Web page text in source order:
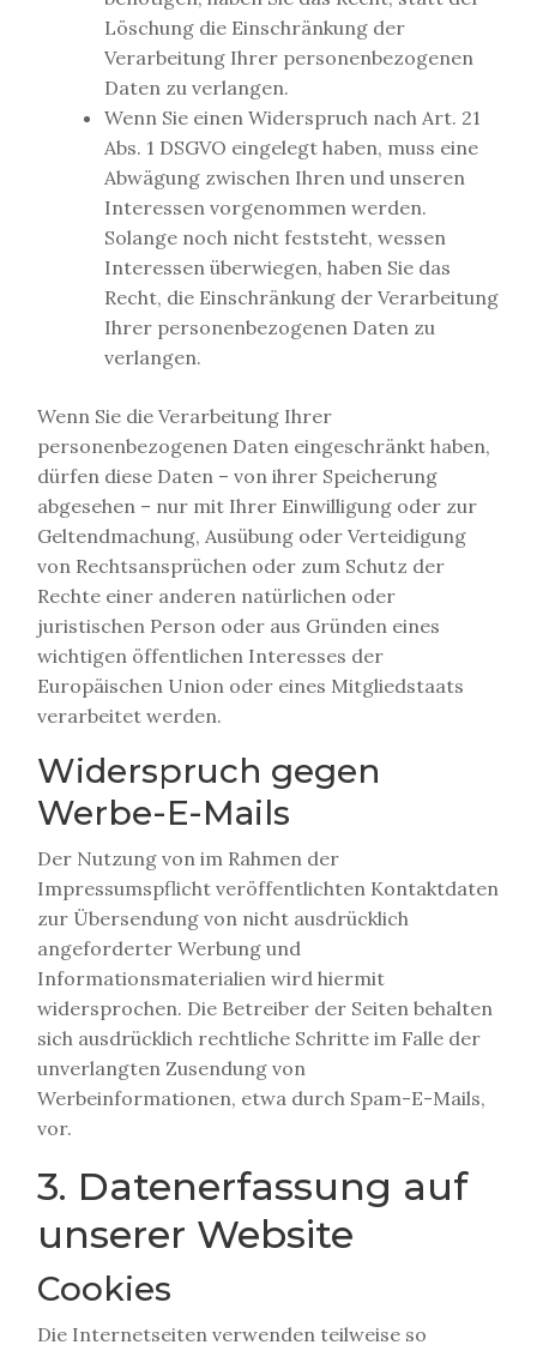
Löschung die Einschränkung der
Verarbeitung Ihrer personenbezogenen
Daten zu verlangen.
Wenn Sie einen Widerspruch nach Art. 21
Abs. 1 DSGVO eingelegt haben, muss eine
Abwägung zwischen Ihren und unseren
Interessen vorgenommen werden.
Solange noch nicht feststeht, wessen
Interessen überwiegen, haben Sie das
Recht, die Einschränkung der Verarbeitung
Ihrer personenbezogenen Daten zu
verlangen.
Wenn Sie die Verarbeitung Ihrer
personenbezogenen Daten eingeschränkt haben,
dürfen diese Daten – von ihrer Speicherung
abgesehen – nur mit Ihrer Einwilligung oder zur
Geltendmachung, Ausübung oder Verteidigung
von Rechtsansprüchen oder zum Schutz der
Rechte einer anderen natürlichen oder
juristischen Person oder aus Gründen eines
wichtigen öffentlichen Interesses der
Europäischen Union oder eines Mitgliedstaats
verarbeitet werden.
Widerspruch gegen
Werbe-E-Mails
Der Nutzung von im Rahmen der
Impressumspflicht veröffentlichten Kontaktdaten
zur Übersendung von nicht ausdrücklich
angeforderter Werbung und
Informationsmaterialien wird hiermit
widersprochen. Die Betreiber der Seiten behalten
sich ausdrücklich rechtliche Schritte im Falle der
unverlangten Zusendung von
Werbeinformationen, etwa durch Spam-E-Mails,
vor.
3. Datenerfassung auf
unserer Website
Cookies
Die Internetseiten verwenden teilweise so